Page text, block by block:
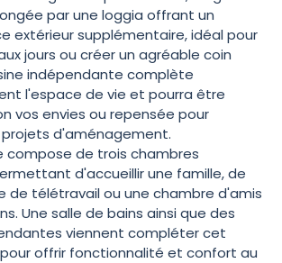
par une loggia offrant un
extérieur supplémentaire, idéal pour
jours ou créer un agréable coin
indépendante complète
l'espace de vie et pourra être
vos envies ou repensée pour
d'aménagement.
compose de trois chambres
d'accueillir une famille, de
de télétravail ou une chambre d'amis
Une salle de bains ainsi que des
viennent compléter cet
offrir fonctionnalité et confort au